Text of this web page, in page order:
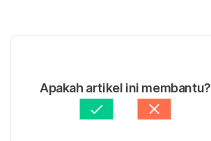
Apakah artikel ini membantu?